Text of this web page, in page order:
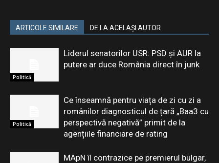
ARTICOLE SIMILARE DE LA ACELAȘI AUTOR
Politică
Liderul senatorilor USR: PSD şi AUR la
putere ar duce România direct în junk
Politică
Ce înseamnă pentru viața de zi cu zi a
românilor diagnosticul de țară „Baa3 cu
perspectivă negativă” primit de la
agențiile financiare de rating
MApN îl contrazice pe premierul bulgar,